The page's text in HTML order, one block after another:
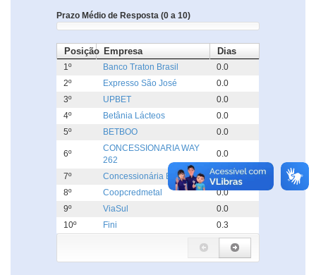
Prazo Médio de Resposta (0 a 10)
Posição Empresa Dias
1º Banco Traton Brasil
0.0
2º
Expresso São José
0.0
3º
UPBET
0.0
4º
Betânia Lácteos
0.0
5º
BETBOO 0.0
6º
CONCESSIONARIA WAY
262
0.0
7º Concessionária Ecoponte
0.0
8º
Coopcredmetal
0.0
9º
ViaSul
0.0
10º
Fini 0.3